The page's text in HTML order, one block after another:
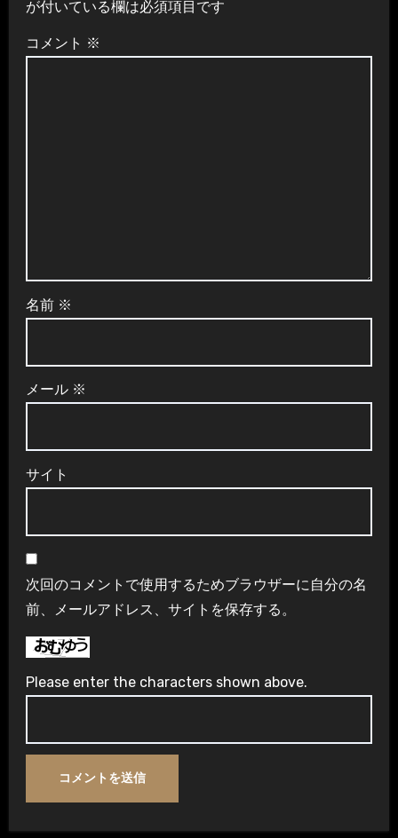
シ
が付いている欄は必須項目です
コメント ※
名前 ※
メール ※
サイト
次回のコメントで使用するためブラウザーに自分の名
前、メールアドレス、サイトを保存する。
Please enter the characters shown above.